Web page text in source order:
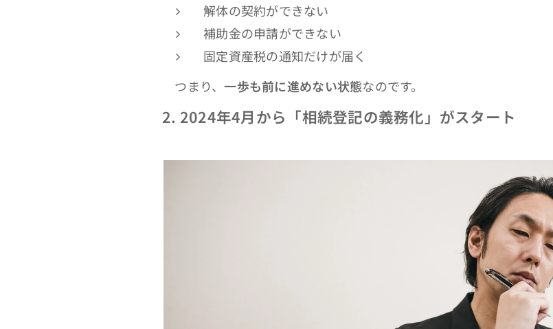
解体の契約ができない
補助金の申請ができない
固定資産税の通知だけが届く
つまり、一歩も前に進めない状態なのです。
2. 2024年4月から「相続登記の義務化」がスタート